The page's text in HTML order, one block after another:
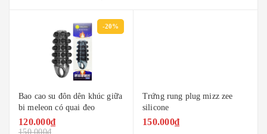
-20%
Bao cao su đôn dên khúc giữa
bi meleon có quai đeo
120.000₫
150.000₫
Trứng rung plug mizz zee
silicone
150.000₫